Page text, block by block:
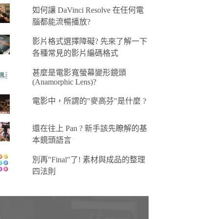
如何讓 DaVinci Resolve 在任何電
腦都能流暢播放?
影片格式選擇障礙? 先來了解一下
各種常見的影片編碼格式
甚麼是電影寬螢幕變形鏡頭
(Anamorphic Lens)?
電影中，所謂的"麥高芬"是什麼 ?
還在往上 Pan ? 新手該先瞭解的基
本鏡頭語言
別再"Final"了! 素材與成品的整理
四法則